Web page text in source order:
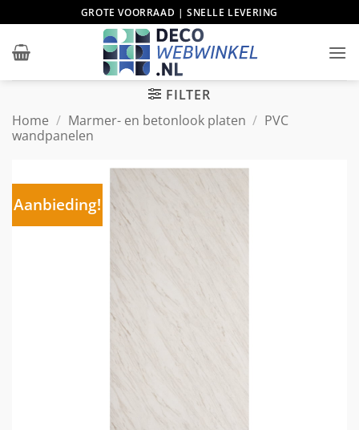
naar
inhoud
GROTE VOORRAAD | SNELLE LEVERING
FILTER
Home / Marmer- en betonlook platen / PVC
wandpanelen
Aanbieding!